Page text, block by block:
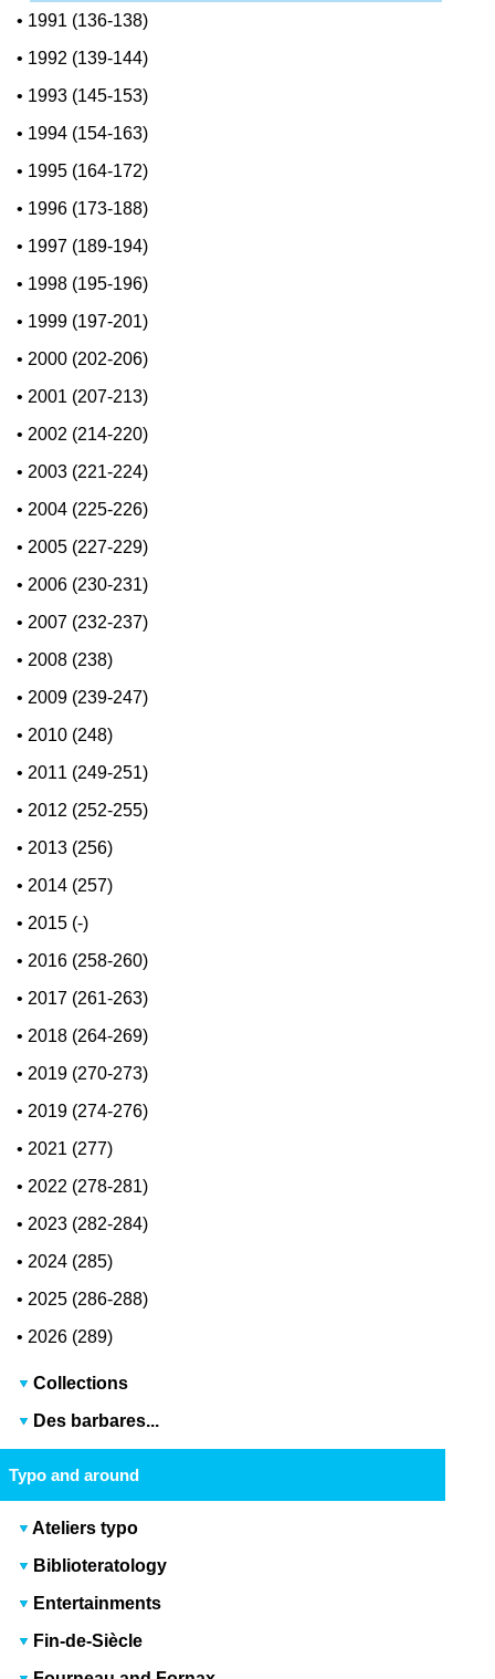
• 1991 (136-138)
• 1992 (139-144)
• 1993 (145-153)
• 1994 (154-163)
• 1995 (164-172)
• 1996 (173-188)
• 1997 (189-194)
• 1998 (195-196)
• 1999 (197-201)
• 2000 (202-206)
• 2001 (207-213)
• 2002 (214-220)
• 2003 (221-224)
• 2004 (225-226)
• 2005 (227-229)
• 2006 (230-231)
• 2007 (232-237)
• 2008 (238)
• 2009 (239-247)
• 2010 (248)
• 2011 (249-251)
• 2012 (252-255)
• 2013 (256)
• 2014 (257)
• 2015 (-)
• 2016 (258-260)
• 2017 (261-263)
• 2018 (264-269)
• 2019 (270-273)
• 2019 (274-276)
• 2021 (277)
• 2022 (278-281)
• 2023 (282-284)
• 2024 (285)
• 2025 (286-288)
• 2026 (289)
Collections
Des barbares...
Typo and around
Ateliers typo
Biblioteratology
Entertainments
Fin-de-Siècle